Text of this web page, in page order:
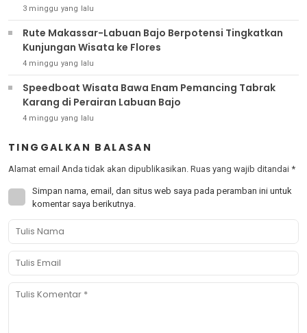
3 minggu yang lalu
Rute Makassar-Labuan Bajo Berpotensi Tingkatkan
Kunjungan Wisata ke Flores
4 minggu yang lalu
Speedboat Wisata Bawa Enam Pemancing Tabrak
Karang di Perairan Labuan Bajo
4 minggu yang lalu
TINGGALKAN BALASAN
Alamat email Anda tidak akan dipublikasikan. Ruas yang wajib ditandai *
Simpan nama, email, dan situs web saya pada peramban ini untuk
komentar saya berikutnya.